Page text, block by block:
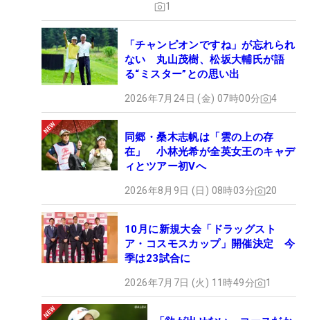
1
「チャンピオンですね」が忘れられ
ない 丸山茂樹、松坂大輔氏が語
る“ミスター”との思い出
2026年7月24日 (金) 07時00分 4
同郷・桑木志帆は「雲の上の存
在」 小林光希が全英女王のキャデ
ィとツアー初Vへ
2026年8月9日 (日) 08時03分 20
10月に新規大会「ドラッグスト
ア・コスモスカップ」開催決定 今
季は23試合に
2026年7月7日 (火) 11時49分 1